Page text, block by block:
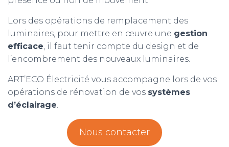
Lors des opérations de remplacement des
luminaires, pour mettre en œuvre une gestion
efficace, il faut tenir compte du design et de
l’encombrement des nouveaux luminaires.
ART’ECO Électricité vous accompagne lors de vos
opérations de rénovation de vos systèmes
d’éclairage.
Nous contacter